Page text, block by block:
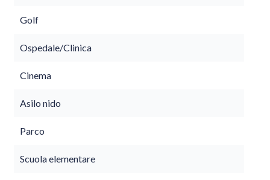
Golf
Ospedale/Clinica
Cinema
Asilo nido
Parco
Scuola elementare